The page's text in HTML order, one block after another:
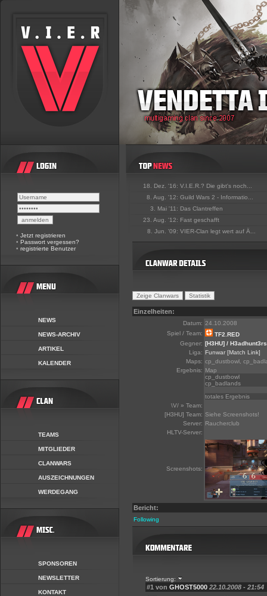
• Jetzt registrieren
• Passwort vergessen?
• registrierte Benutzer
NEWS
NEWS-ARCHIV
ARTIKEL
KALENDER
TEAMS
MITGLIEDER
CLANWARS
AUSZEICHNUNGEN
WERDEGANG
SPONSOREN
NEWSLETTER
KONTAKT
18. Dez. '16: V.I.E.R.? Die gibt's noch...
8. Aug. '12: Guild Wars 2 - Informatio...
3. Mai '11: Das Clantreffen
23. Aug. '12: Fast geschafft
8. Jun. '09: VIER-Clan legt wert auf Ä...
Einzelheiten:
Datum: 24.10.2008
Spiel / Team:
TF2.RED
Gegner: [H3HU] / H3adhunt3rs
Liga: Funwar [Match Link]
Maps: cp_dustbowl,
Ergebnis: Map
cp_dustbowl
cp_badlands
totales Ergebnis
\V/ » Team:
[H3HU] Team: Siehe Screenshots!
Server: Raucherclub
HLTV-Server:
Screenshots:
Bericht:
Following
Sortierung:
#1 von GHOST5000 22.10.2008 - 21:54